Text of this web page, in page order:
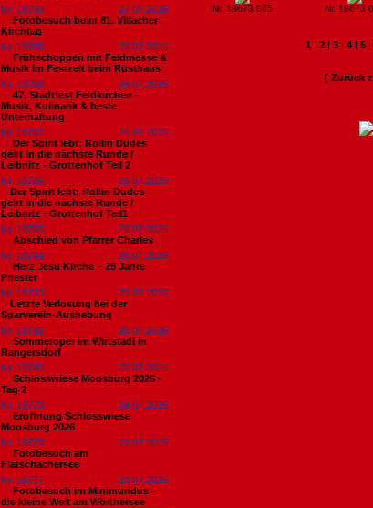
Nr. 18790
27.07.2026
Fotobesuch beim 81. Villacher
Kirchtag
Nr. 18789
26.07.2026
Frühschoppen mit Feldmesse &
Musik im Festzelt beim Rüsthaus
Nr. 18788
26.07.2026
47. Stadtfest Feldkirchen –
Musik, Kulinarik & beste
Unterhaltung
Nr. 18787
26.07.2026
Der Spirit lebt: Rollin Dudes
geht in die nächste Runde /
Leibnitz - Grottenhof Teil 2
Nr. 18786
26.07.2026
​Der Spirit lebt: Rollin Dudes
geht in die nächste Runde /
Leibnitz - Grottenhof Teil1
Nr. 18785
26.07.2026
Abschied von Pfarrer Charles
Nr. 18784
26.07.2026
Herz Jesu Kirche – 25 Jahre
Priester
Nr. 18783
25.07.2026
​Letzte Verlosung bei der
Sparverein-Aushebung
Nr. 18782
25.07.2026
Sommeroper im Wirtstadl in
Rangersdorf
Nr. 18780
25.07.2026
Schlosswiese Moosburg 2026 -
Tag 2
Nr. 18779
24.07.2026
Eröffnung Schlosswiese
Moosburg 2026
Nr. 18778
23.07.2026
Fotobesuch am
Flatschachersee
Nr. 18777
23.07.2026
Fotobesuch im Minimundus -
die kleine Welt am Wörthersee
Nr. 18673 005 Nr. 18673
1 | 2 | 3 | 4 | 5 |
[ Zurück